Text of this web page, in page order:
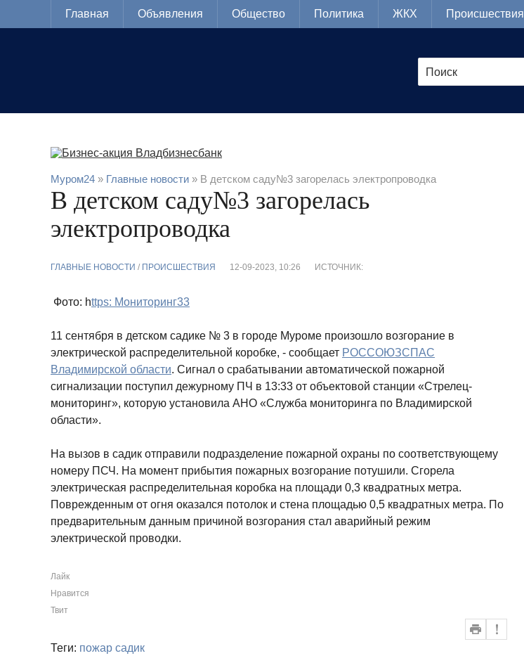
Главная Объявления Общество Политика ЖКХ Происшествия
Муром24 » Главные новости » В детском саду№3 загорелась электропроводка
В детском саду№3 загорелась
электропроводка
ГЛАВНЫЕ НОВОСТИ / ПРОИСШЕСТВИЯ 12-09-2023, 10:26 ИСТОЧНИК:
Фото: https: Мониторинг33
11 сентября в детском садике № 3 в городе Муроме произошло возгорание в
электрической распределительной коробке, - сообщает РОССОЮЗСПАС
Владимирской области. Сигнал о срабатывании автоматической пожарной
сигнализации поступил дежурному ПЧ в 13:33 от объектовой станции «Стрелец-
мониторинг», которую установила АНО «Служба мониторинга по Владимирской
области».
На вызов в садик отправили подразделение пожарной охраны по соответствующему
номеру ПСЧ. На момент прибытия пожарных возгорание потушили. Сгорела
электрическая распределительная коробка на площади 0,3 квадратных метра.
Поврежденным от огня оказался потолок и стена площадью 0,5 квадратных метра. По
предварительным данным причиной возгорания стал аварийный режим
электрической проводки.
Лайк
Нравится
Твит
Теги: пожар садик